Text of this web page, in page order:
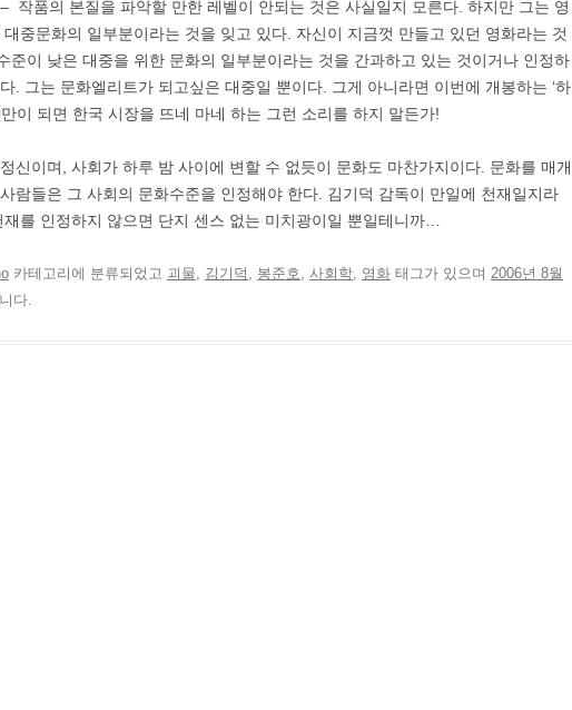
작품의 본질을 파악할 만한 레벨이 안되는 것은 사실일지 모른다. 하지만 그는 영
중문화의 일부분이라는 것을 잊고 있다. 자신이 지금껏 만들고 있던 영화라는 것
준이 낮은 대중을 위한 문화의 일부분이라는 것을 간과하고 있는 것이거나 인정하
. 그는 문화엘리트가 되고싶은 대중일 뿐이다. 그게 아니라면 이번에 개봉하는 ‘하
이 되면 한국 시장을 뜨네 마네 하는 그런 소리를 하지 말든가!
신이며, 사회가 하루 밤 사이에 변할 수 없듯이 문화도 마찬가지이다. 문화를 매개
람들은 그 사회의 문화수준을 인정해야 한다. 김기덕 감독이 만일에 천재일지라
를 인정하지 않으면 단지 센스 없는 미치광이일 뿐일테니까…
카테고리에 분류되었고 괴물, 김기덕 , 봉준호, 사회학, 영화 태그가 있으며 2006년 8월
다.